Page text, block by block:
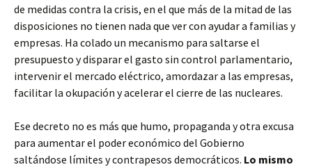
de medidas contra la crisis, en el que más de la mitad de las
disposiciones no tienen nada que ver con ayudar a familias y
empresas. Ha colado un mecanismo para saltarse el
presupuesto y disparar el gasto sin control parlamentario,
intervenir el mercado eléctrico, amordazar a las empresas,
facilitar la okupación y acelerar el cierre de las nucleares.
Ese decreto no es más que humo, propaganda y otra excusa
para aumentar el poder económico del Gobierno
saltándose límites y contrapesos democráticos. Lo mismo